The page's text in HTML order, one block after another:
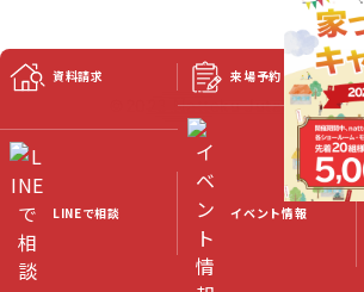
©2023 Nattoku Jutaku Kobo
資料請求 来場予約
LINEで相談 イベント情報